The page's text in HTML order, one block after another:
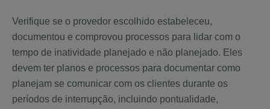
Verifique se o provedor escolhido estabeleceu,
documentou e comprovou processos para lidar com o
tempo de inatividade planejado e não planejado. Eles
devem ter planos e processos para documentar como
planejam se comunicar com os clientes durante os
períodos de interrupção, incluindo pontualidade,